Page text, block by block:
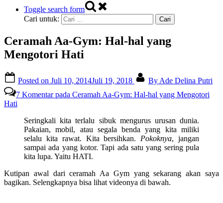
Toggle search form
Cari untuk:
Ceramah Aa-Gym: Hal-hal yang
Mengotori Hati
Posted on Juli 10, 2014Juli 19, 2018 By Ade Delina Putri
7 Komentarpada Ceramah Aa-Gym: Hal-hal yang Mengotori
Hati
Seringkali kita terlalu sibuk mengurus urusan dunia.
Pakaian, mobil, atau segala benda yang kita miliki
selalu kita rawat. Kita bersihkan. Pokoknya, jangan
sampai ada yang kotor. Tapi ada satu yang sering pula
kita lupa. Yaitu HATI.
Kutipan awal dari ceramah Aa Gym yang sekarang akan saya
bagikan. Selengkapnya bisa lihat videonya di bawah.